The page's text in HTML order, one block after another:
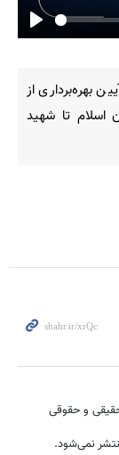
Play
بهره‌برداری از
اسلام تا شهید
و حقوقی
نمی‌شود.